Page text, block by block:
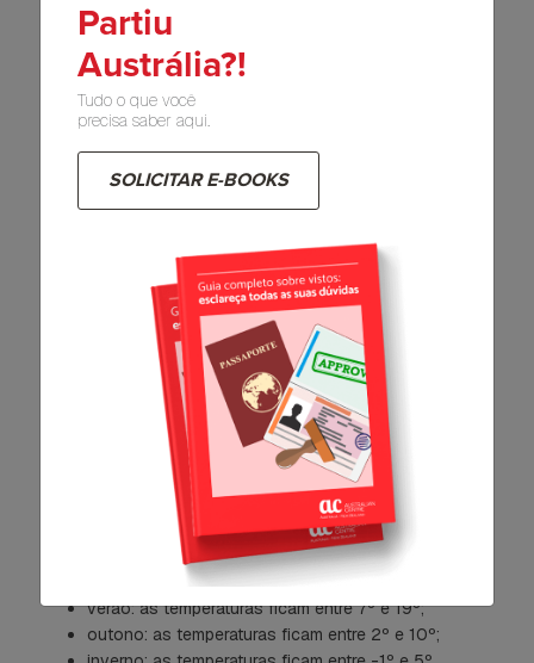
Como é o clima na cidade?
Se em Christchurch o clima era mais temperado do
que nos demais municípios, em Queenstown ele
tende a ser marcado pela falta de um verão
realmente quente e a presença regular da neve
nos meses mais frios do ano. Ou seja, é preciso
se agasalhar bem! Tanto é que as estações do
ano apresentam as seguintes variações:
primavera: as temperaturas ficam entre 5º e 16º;
verão: as temperaturas ficam entre 7º e 19º;
outono: as temperaturas ficam entre 2º e 10º;
Partiu
Austrália?!
Tudo o que você
precisa saber aqui.
SOLICITAR E-BOOKS